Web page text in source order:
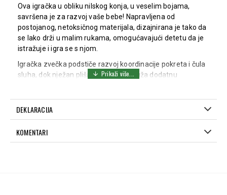
Ova igračka u obliku nilskog konja, u veselim bojama,
savršena je za razvoj vaše bebe! Napravljena od
postojanog, netoksičnog materijala, dizajnirana je tako da
se lako drži u malim rukama, omogućavajući detetu da je
istražuje i igra se s njom.
Igračka zvečka podstiče razvoj koordinacije pokreta i čula
sluha, dok nježan plišani materijal pruža dodatnu
proizvoda su 16 cm visine, savršene za zabavu i igru.
DEKLARACIJA
KOMENTARI